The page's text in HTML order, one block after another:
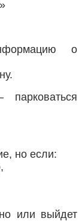
о
но если:
или выйдет